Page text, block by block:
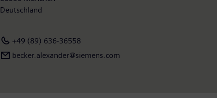
Deutschland
+49 (89) 636-36558
becker.alexander@siemens.com